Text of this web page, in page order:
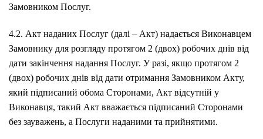
Замовником Послуг.
4.2. Акт наданих Послуг (далі – Акт) надається Виконавцем
Замовнику для розгляду протягом 2 (двох) робочих днів від
дати закінчення надання Послуг. У разі, якщо протягом 2
(двох) робочих днів від дати отримання Замовником Акту,
який підписаний обома Сторонами, Акт відсутній у
Виконавця, такий Акт вважається підписаний Сторонами
без зауважень, а Послуги наданими та прийнятими.